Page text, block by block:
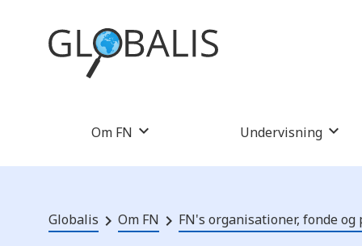
Om FN Undervisning
Globalis Om FN FN's organisationer, fonde